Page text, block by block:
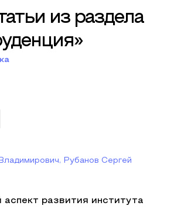
из раздела
Рубанов Сергей
аспект развития института